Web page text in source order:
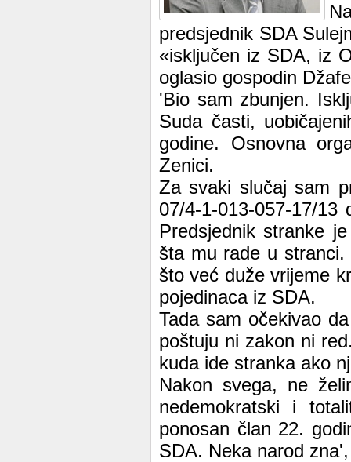
predsjednik SDA
«isključen iz SDA, iz
oglasio gospodin
'Bio sam zbunjen.
Suda časti,
godine. Osnovna
Zenici.
Za svaki slučaj sam
07/4-1-013-057-17/
Predsjednik stranke
šta mu rade u
što već duže vrijeme
pojedinaca iz SDA.
Tada sam očekivao
poštuju ni zakon ni
kuda ide stranka ako
Nakon svega, ne
nedemokratski i
ponosan član 22.
SDA. Neka narod